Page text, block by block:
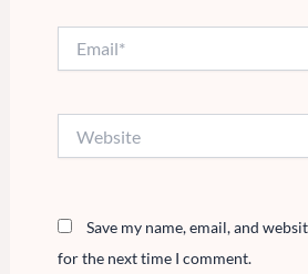
Save my name, email, and
for the next time I comment.